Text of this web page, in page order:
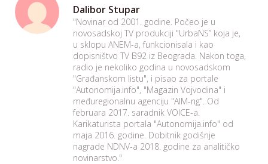
Dalibor Stupar
"Novinar od 2001. godine. Počeo je u
novosadskoj TV produkciji "UrbaNS” koja je,
u sklopu ANEM-a, funkcionisala i kao
dopisništvo TV B92 iz Beograda. Nakon toga,
radio je nekoliko godina u novosadskom
"Građanskom listu", i pisao za portale
"Autonomija.info", "Magazin Vojvodina" i
međuregionalnu agenciju "AIM-ng". Od
februara 2017. saradnik VOICE-a.
Karikaturista portala "Autonomija.info" od
maja 2016. godine. Dobitnik godišnje
nagrade NDNV-a 2018. godine za analitičko
novinarstvo."